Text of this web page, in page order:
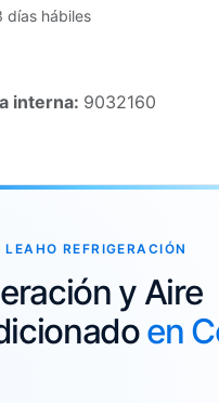
días hábiles
interna: 9032160
LEAHO REFRIGERACIÓN
y Aire
en